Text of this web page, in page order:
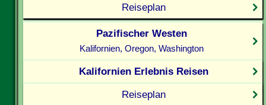
Reiseplan
Pazifischer Westen
Kalifornien, Oregon, Washington
Kalifornien Erlebnis Reisen
Reiseplan